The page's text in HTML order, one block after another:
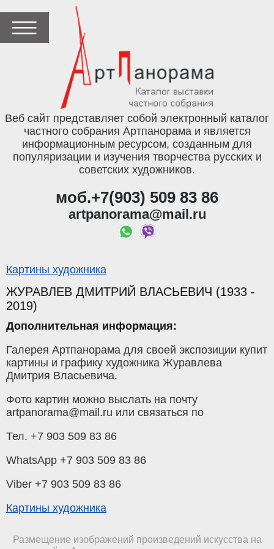
Веб сайт представляет собой электронный каталог
частного собрания Артпанорама и является
информационным ресурсом, созданным для
популяризации и изучения творчества русских и
советских художников.
моб.+7(903) 509 83 86
artpanorama@mail.ru
Картины художника
ЖУРАВЛЕВ ДМИТРИЙ ВЛАСЬЕВИЧ (1933 -
2019)
Дополнительная информация:
Галерея Артпанорама для своей экспозиции купит
картины и графику художника Журавлева
Дмитрия Власьевича.
Фото картин можно выслать на почту
artpanorama@mail.ru или связаться по
Тел. +7 903 509 83 86
WhatsApp +7 903 509 83 86
Viber +7 903 509 83 86
Картины художника
Размещение изображений произведений искусства на